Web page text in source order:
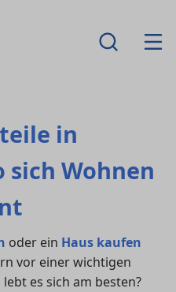
in
sich Wohnen
oder ein Haus kaufen
vor einer wichtigen
es sich am besten?